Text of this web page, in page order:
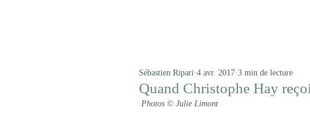
Quand Christophe Hay
Sébastien Ripari 4 avr. 2017 3 min de lecture
Photos © Julie Limont